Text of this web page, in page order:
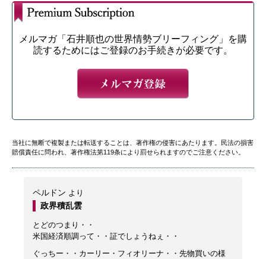
メルマガ「石井順也の世界情勢ブリーフィング」を購
読するためにはご登録のお手続きが必要です。
当社に無断で複製または転送することは、著作権の侵害にあたります。民法の損害
賠償責任に問われ、著作権法第119条により罰せられますのでご注意ください。
ペルドン より
政界積乱雲
とどのつまり・・
米国経済順調って・・証でしょうねぇ・・
ぐっちー・・カーリー・フィオリーナ・・先物買いの様